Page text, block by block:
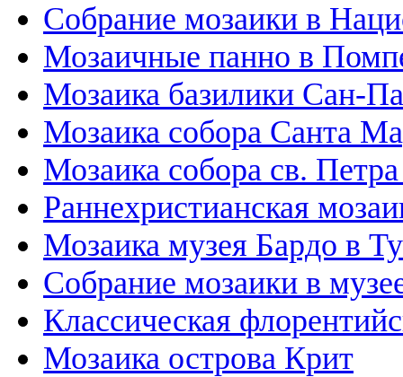
Собрание мозаики в
Мозаичные панно в
Мозаика базилики Сан-
Мозаика собора Санта
Мозаика собора св.
Раннехристианская
Мозаика музея Бардо в
Собрание мозаики в
Классическая
Мозаика острова Крит